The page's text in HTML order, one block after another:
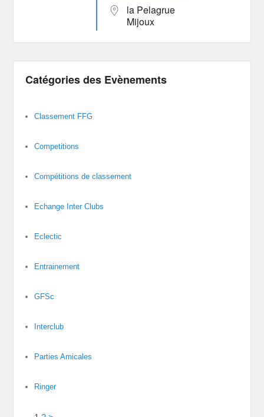
la Pelagrue
Mijoux
Catégories des Evènements
Classement FFG
Competitions
Compétitions de classement
Echange Inter Clubs
Eclectic
Entrainement
GFSc
Interclub
Parties Amicales
Ringer